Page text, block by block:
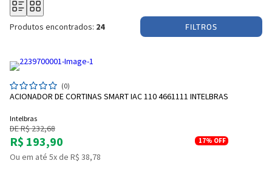
Produtos encontrados: 24 FILTROS
(0)
ACIONADOR DE CORTINAS SMART IAC 110 4661111 INTELBRAS
Intelbras
DE R$ 232,68
R$ 193,90 17% OFF
Ou em até 5x de R$ 38,78